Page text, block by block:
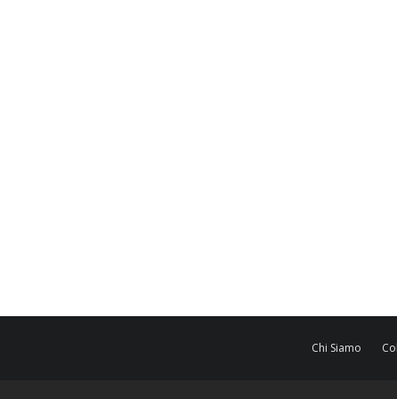
Chi Siamo